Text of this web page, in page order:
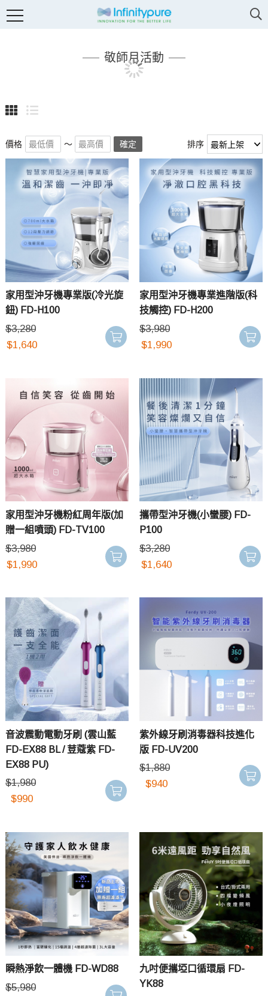
敬師月活動
價格 ～ 確定 排序
家用型沖牙機專業版(冷光旋
鈕) FD-H100
$3,280
$1,640
家用型沖牙機專業進階版(科
技觸控) FD-H200
$3,980
$1,990
家用型沖牙機粉紅周年版(加
贈一組噴頭) FD-TV100
$3,980
$1,990
攜帶型沖牙機(小蠻腰) FD-
P100
$3,280
$1,640
音波震動電動牙刷 (雲山藍
FD-EX88 BL / 荳蔻紫 FD-
EX88 PU)
$1,980
$990
紫外線牙刷消毒器科技進化
版 FD-UV200
$1,880
$940
瞬熱淨飲一體機 FD-WD88
$5,980
九吋便攜埡口循環扇 FD-
YK88